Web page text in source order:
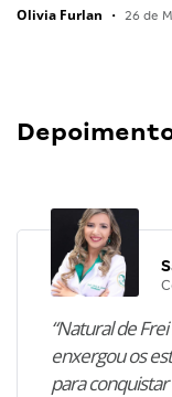
Olivia Furlan • 26 de
“Natural de
enxergou os
para